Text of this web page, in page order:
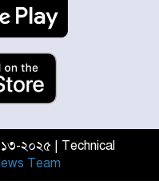
গণঅভ্যুত্থানের ৯২
প্রকাশ করল JRA
উত্তরায় সর্বকনিষ্ঠ
বৃষ্টির সম্ভাবনা, যা
২০১৩-২০২৫ | Technical
Team